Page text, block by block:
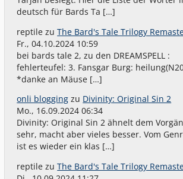
deutsch für Bards Ta […]
reptile zuThe Bard's Tale Trilogy
Fr., 04.10.2024 10:59
bei bards tale 2, zu den DREAMSPELL :
fehlerteufel: 3. Fansgar Burg:
*danke an Mäuse […]
onli blogging zu Divinity: Original Sin 2
Mo., 16.09.2024 06:34
Divinity: Original Sin 2 ähnelt dem
sehr, macht aber vieles besser. Vom
ist es wieder ein klas […]
reptile zuThe Bard's Tale Trilogy